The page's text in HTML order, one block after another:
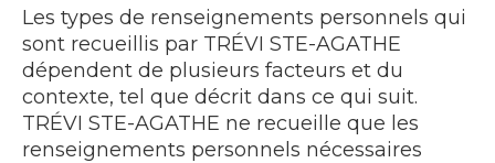
Les types de renseignements personnels qui
sont recueillis par TRÉVI STE-AGATHE
dépendent de plusieurs facteurs et du
contexte, tel que décrit dans ce qui suit.
TRÉVI STE-AGATHE ne recueille que les
renseignements personnels nécessaires